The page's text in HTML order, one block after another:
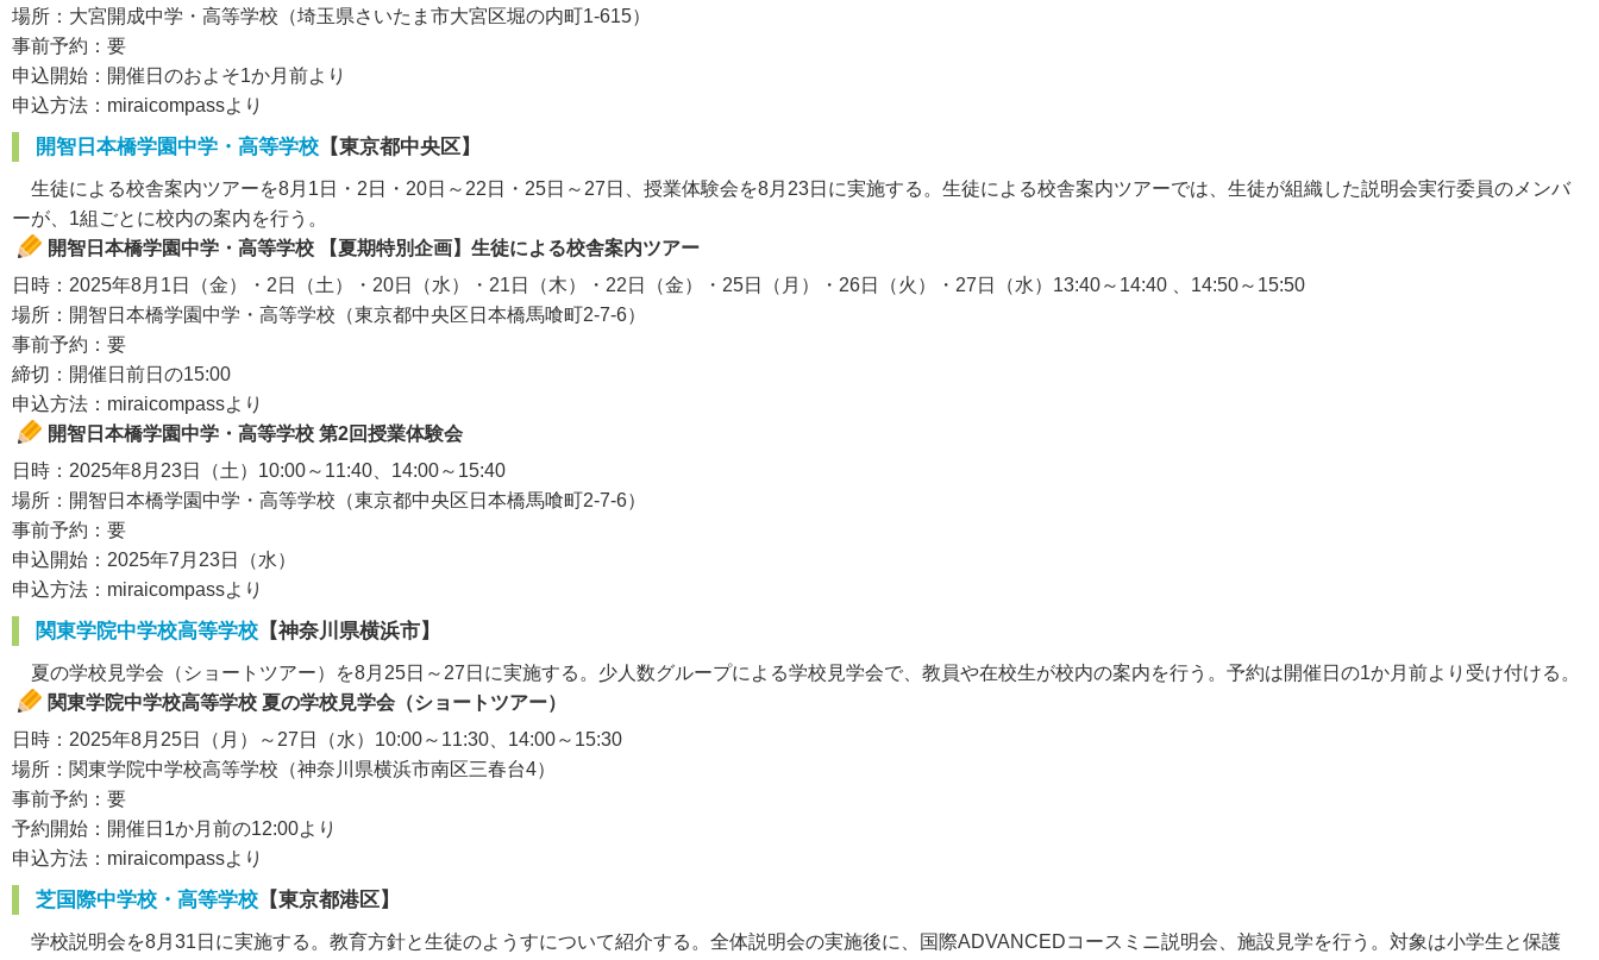
場所：大宮開成中学・高等学校（埼玉県さいたま市大宮区堀の内町1-615）
事前予約：要
申込開始：開催日のおよそ1か月前より
申込方法：miraicompassより
開智日本橋学園中学・高等学校 【東京都中央区】
生徒による校舎案内ツアーを8月1日・2日・20日～22日・25日～27日、授業体験会を8月23日に実施する。生徒による校舎案内ツアーでは、生徒が組織した説明会実行委員のメンバ
ーが、1組ごとに校内の案内を行う。
開智日本橋学園中学・高等学校 【夏期特別企画】生徒による校舎案内ツアー
日時：2025年8月1日（金）・2日（土）・20日（水）・21日（木）・22日（金）・25日（月）・26日（火）・27日（水）13:40～14:40 、14:50～15:50
場所：開智日本橋学園中学・高等学校（東京都中央区日本橋馬喰町2-7-6）
事前予約：要
締切：開催日前日の15:00
申込方法：miraicompassより
開智日本橋学園中学・高等学校 第2回授業体験会
日時：2025年8月23日（土）10:00～11:40、14:00～15:40
場所：開智日本橋学園中学・高等学校（東京都中央区日本橋馬喰町2-7-6）
事前予約：要
申込開始：2025年7月23日（水）
申込方法：miraicompassより
関東学院中学校高等学校 【神奈川県横浜市】
夏の学校見学会（ショートツアー）を8月25日～27日に実施する。少人数グループによる学校見学会で、教員や在校生が校内の案内を行う。予約は開催日の1か月前より受け付ける。
関東学院中学校高等学校 夏の学校見学会（ショートツアー）
日時：2025年8月25日（月）～27日（水）10:00～11:30、14:00～15:30
場所：関東学院中学校高等学校（神奈川県横浜市南区三春台4）
事前予約：要
予約開始：開催日1か月前の12:00より
申込方法：miraicompassより
芝国際中学校・高等学校 【東京都港区】
学校説明会を8月31日に実施する。教育方針と生徒のようすについて紹介する。全体説明会の実施後に、国際ADVANCEDコースミニ説明会、施設見学を行う。対象は小学生と保護